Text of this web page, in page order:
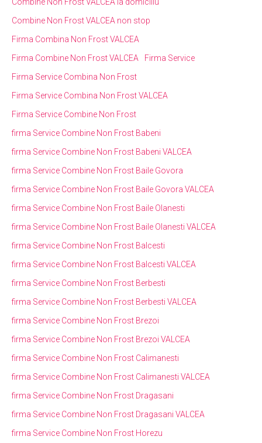
Combine Non Frost VALCEA la domiciliu
Combine Non Frost VALCEA non stop
Firma Combina Non Frost VALCEA
Firma Combine Non Frost VALCEA
Firma Service
Firma Service Combina Non Frost
Firma Service Combina Non Frost VALCEA
Firma Service Combine Non Frost
firma Service Combine Non Frost Babeni
firma Service Combine Non Frost Babeni VALCEA
firma Service Combine Non Frost Baile Govora
firma Service Combine Non Frost Baile Govora VALCEA
firma Service Combine Non Frost Baile Olanesti
firma Service Combine Non Frost Baile Olanesti VALCEA
firma Service Combine Non Frost Balcesti
firma Service Combine Non Frost Balcesti VALCEA
firma Service Combine Non Frost Berbesti
firma Service Combine Non Frost Berbesti VALCEA
firma Service Combine Non Frost Brezoi
firma Service Combine Non Frost Brezoi VALCEA
firma Service Combine Non Frost Calimanesti
firma Service Combine Non Frost Calimanesti VALCEA
firma Service Combine Non Frost Dragasani
firma Service Combine Non Frost Dragasani VALCEA
firma Service Combine Non Frost Horezu